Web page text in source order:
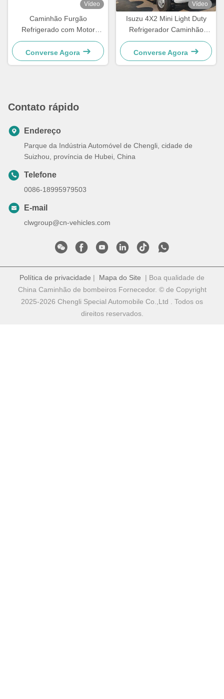
Vídeo
Caminhão Furgão
Refrigerado com Motor
Cummins Donfeng KR para
Refrigerador e Congelador
Converse Agora
Vídeo
Isuzu 4X2 Mini Light Duty
Refrigerador Caminhão
Frigorífico Refrigerado
Converse Agora
Contato rápido
Endereço
Parque da Indústria Automóvel de Chengli, cidade de
Suizhou, província de Hubei, China
Telefone
0086-18995979503
E-mail
clwgroup@cn-vehicles.com
Política de privacidade | Mapa do Site | Boa qualidade de
China Caminhão de bombeiros Fornecedor. © de Copyright
2025-2026 Chengli Special Automobile Co.,Ltd . Todos os
direitos reservados.